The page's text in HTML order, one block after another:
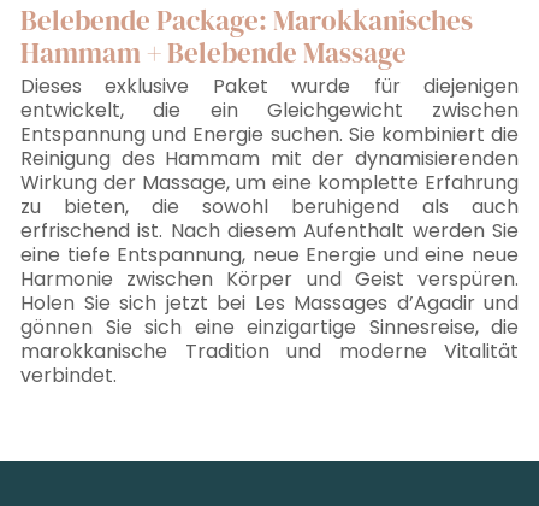
Belebende Package: Marokkanisches
Hammam + Belebende Massage
Dieses exklusive Paket wurde für diejenigen
entwickelt, die ein Gleichgewicht zwischen
Entspannung und Energie suchen. Sie kombiniert die
Reinigung des Hammam mit der dynamisierenden
Wirkung der Massage, um eine komplette Erfahrung
zu bieten, die sowohl beruhigend als auch
erfrischend ist. Nach diesem Aufenthalt werden Sie
eine tiefe Entspannung, neue Energie und eine neue
Harmonie zwischen Körper und Geist verspüren.
Holen Sie sich jetzt bei Les Massages d’Agadir und
gönnen Sie sich eine einzigartige Sinnesreise, die
marokkanische Tradition und moderne Vitalität
verbindet.